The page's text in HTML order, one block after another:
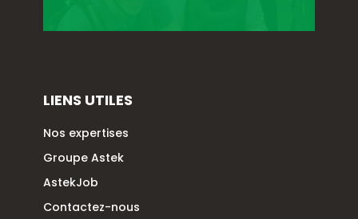
LIENS UTILES
Nos expertises
Groupe Astek
AstekJob
Contactez-nous